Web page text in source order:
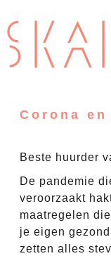
Corona en
Beste huurder
De pandemie
veroorzaakt
maatregelen
je eigen
zetten alles